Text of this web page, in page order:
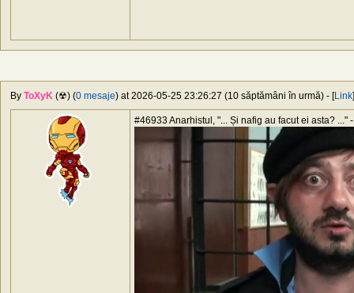
By ToXyK (☢) (0 mesaje) at 2026-05-25 23:26:27 (10 săptămâni în urmă) - [Link]
#46933 Anarhistul, "... Și nafig au facut ei asta? ..." -